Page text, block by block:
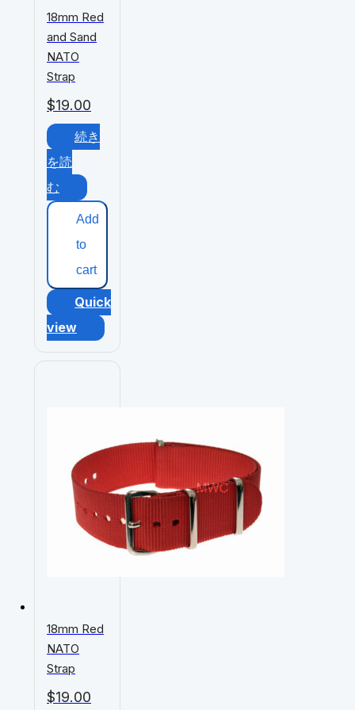
$19.00
18mm Red
and Sand
NATO
Strap
続き
を読
む
Add
to
cart
Quick
view
$19.00
18mm Red
NATO
Strap